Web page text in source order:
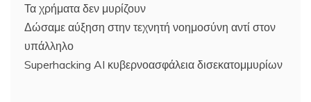
Τα χρήματα δεν μυρίζουν
Δώσαμε αύξηση στην τεχνητή νοημοσύνη αντί στον
υπάλληλο
Superhacking AI κυβερνοασφάλεια δισεκατομμυρίων